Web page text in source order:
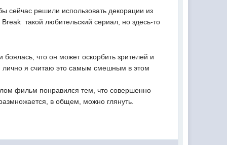
сейчас решили использовать декорации из
 такой любительский сериал, но здесь-то
что он может оскорбить зрителей и
лично я считаю это самым смешным в этом
фильм понравился тем, что совершенно
в общем, можно глянуть.